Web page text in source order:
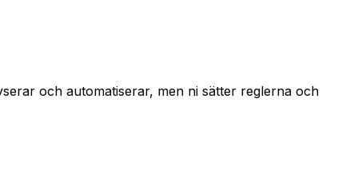
och automatiserar, men ni sätter reglerna och